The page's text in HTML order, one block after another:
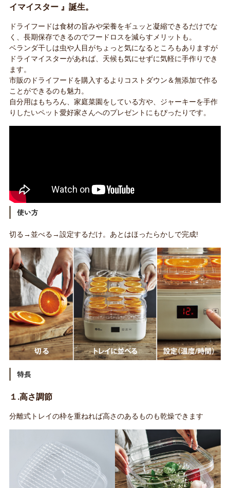
イマイスター 』誕生。
ドライフードは食材の旨みや栄養をギュッと凝縮できるだけでな
く、長期保存できるのでフードロスを減らすメリットも。
ベランダ干しは虫や人目がちょっと気になるところもありますが
ドライマイスターがあれば、天候も気にせずに気軽に手作りでき
ます。
市販のドライフードを購入するよりコストダウン＆無添加で作る
ことができるのも魅力。
自分用はもちろん、家庭菜園をしている方や、ジャーキーを手作
りしたいペット愛好家さんへのプレゼントにもぴったりです。
使い方
切る→並べる→設定するだけ。あとはほったらかしで完成!
特長
１.高さ調節
分離式トレイの枠を重ねれば高さのあるものも乾燥できます